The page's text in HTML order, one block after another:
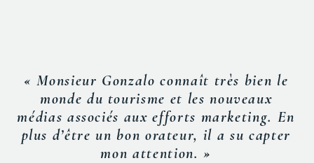
« Monsieur Gonzalo connaît très bien le
monde du tourisme et les nouveaux
médias associés aux efforts marketing. En
plus d’être un bon orateur, il a su capter
mon attention. »